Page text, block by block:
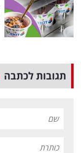
תגובות לכתבה